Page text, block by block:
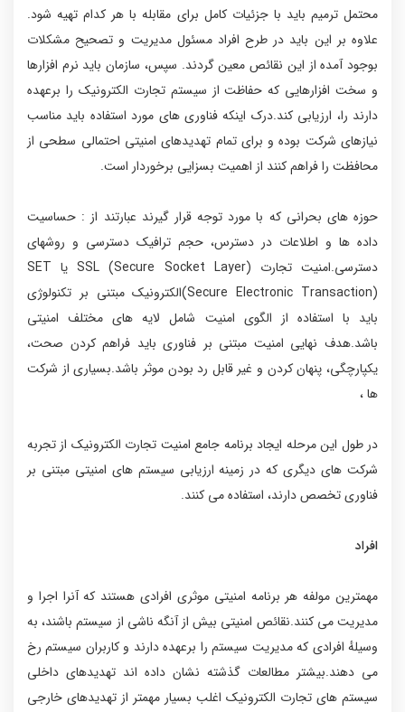
محتمل ترمیم باید با جزئیات کامل برای مقابله با هر کدام تهیه شود.
علاوه بر این باید در طرح افراد مسئول مدیریت و تصحیح مشکلات
بوجود آمده از این نقائص معین گردند. سپس، سازمان باید نرم افزارها
و سخت افزارهایی که حفاظت از سیستم تجارت الکترونیک را برعهده
دارند را، ارزیابی کند.درک اینکه فناوری های مورد استفاده باید مناسب
نیازهای شرکت بوده و برای تمام تهدیدهای امنیتی احتمالی سطحی از
محافظت را فراهم کنند از اهمیت بسزایی برخوردار است.
حوزه های بحرانی که با مورد توجه قرار گیرند عبارتند از : حساسیت
داده ها و اطلاعات در دسترس، حجم ترافیک دسترسی و روشهای
دسترسی.امنیت تجارت SSL (Secure Socket Layer) یا SET
(Secure Electronic Transaction)الکترونیک مبتنی بر تکنولوژی
باید با استفاده از الگوی امنیت شامل لایه های مختلف امنیتی
باشد.هدف نهایی امنیت مبتنی بر فناوری باید فراهم کردن صحت،
یکپارچگی، پنهان کردن و غیر قابل رد بودن موثر باشد.بسیاری از شرکت
ها ،
در طول این مرحله ایجاد برنامه جامع امنیت تجارت الکترونیک از تجربه
شرکت های دیگری که در زمینه ارزیابی سیستم های امنیتی مبتنی بر
فناوری تخصص دارند، استفاده می کنند.
افراد
مهمترین مولفه هر برنامه امنیتی موثری افرادی هستند که آنرا اجرا و
مدیریت می کنند.نقائص امنیتی بیش از آنگه ناشی از سیستم باشند، به
وسیلهٔ افرادی که مدیریت سیستم را برعهده دارند و کاربران سیستم رخ
می دهند.بیشتر مطالعات گذشته نشان داده اند تهدیدهای داخلی
سیستم های تجارت الکترونیک اغلب بسیار مهمتر از تهدیدهای خارجی